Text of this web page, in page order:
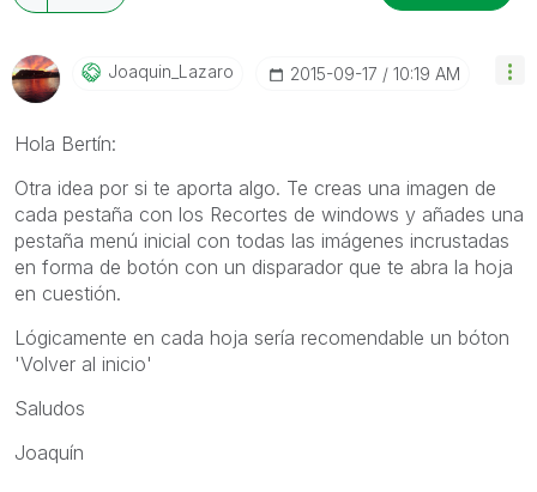
Joaquin_Lazaro ‎2015-09-17 10:19 AM
Hola Bertín:
Otra idea por si te aporta algo. Te creas una imagen de
cada pestaña con los Recortes de windows y añades una
pestaña menú inicial con todas las imágenes incrustadas
en forma de botón con un disparador que te abra la hoja
en cuestión.
Lógicamente en cada hoja sería recomendable un bóton
'Volver al inicio'
Saludos
Joaquín